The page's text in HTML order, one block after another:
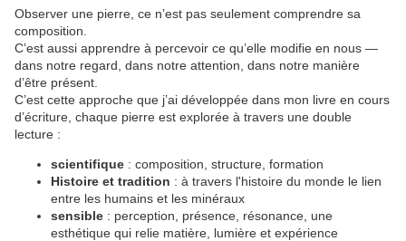
Observer une pierre, ce n’est pas seulement comprendre sa
composition.
C’est aussi apprendre à percevoir ce qu’elle modifie en nous —
dans notre regard, dans notre attention, dans notre manière
d’être présent.
C’est cette approche que j’ai développée dans mon livre en cours
d’écriture , chaque pierre est explorée à travers une double
lecture :
scientifique : composition, structure, formation
Histoire et tradition : à travers l'histoire du monde le lien
entre les humains et les minéraux
sensible : perception, présence, résonance, une
esthétique qui relie matière, lumière et expérience